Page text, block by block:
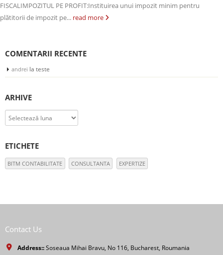
FISCALIMPOZITUL PE PROFIT:Instituirea unui impozit minim pentru
plătitorii de impozit pe... read more
COMENTARII RECENTE
andrei la teste
ARHIVE
Arhive
ETICHETE
BITM CONTABILITATE CONSULTANTA EXPERTIZE
Contact Us
Address::Soseaua Mihai Bravu, No 116, Bucharest, Roumania